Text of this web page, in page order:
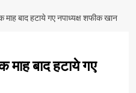
माह बाद हटाये गए नपाध्यक्ष शफीक खान
माह बाद हटाये गए